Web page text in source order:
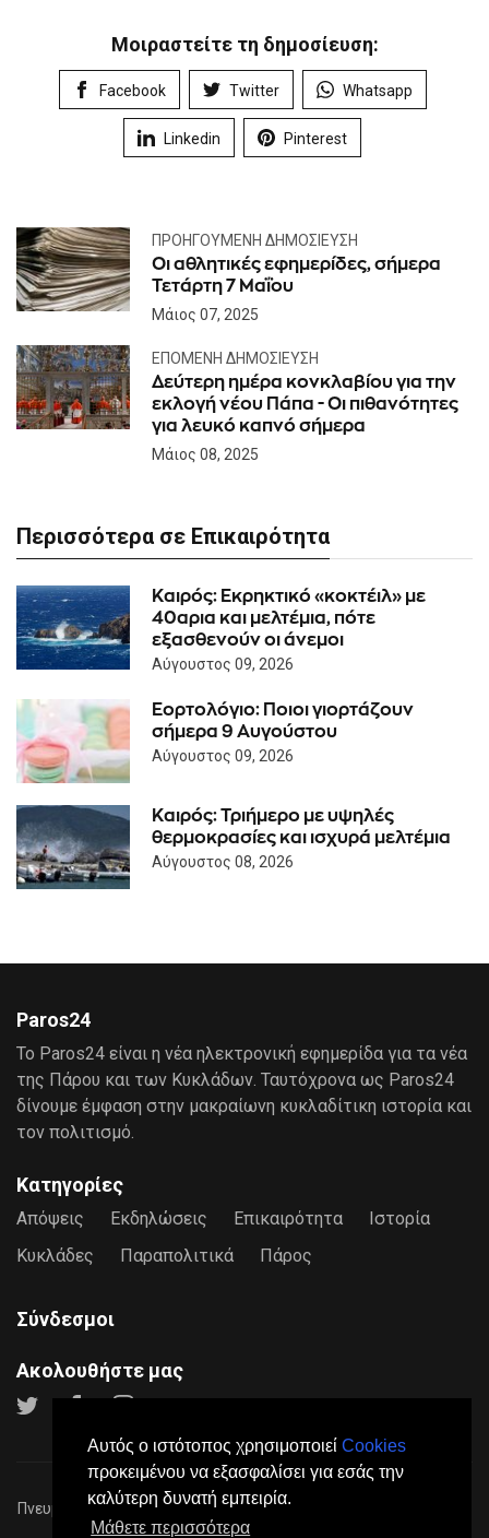
Αυτός ο ιστότοπος χρησιμοποιεί Cookies
προκειμένου να εξασφαλίσει για εσάς την
καλύτερη δυνατή εμπειρία.
Μάθετε περισσότερα
Μοιραστείτε τη δημοσίευση:
Facebook Twitter Whatsapp
Linkedin Pinterest
ΠΡΟΗΓΟΎΜΕΝΗ ΔΗΜΟΣΊΕΥΣΗ
Οι αθλητικές εφημερίδες, σήμερα
Τετάρτη 7 Μαΐου
Μάιος 07, 2025
ΕΠΌΜΕΝΗ ΔΗΜΟΣΊΕΥΣΗ
Δεύτερη ημέρα κονκλαβίου για την
εκλογή νέου Πάπα - Οι πιθανότητες
για λευκό καπνό σήμερα
Μάιος 08, 2025
Περισσότερα σε Επικαιρότητα
Καιρός: Eκρηκτικό «κοκτέιλ» με
40αρια και μελτέμια, πότε
εξασθενούν οι άνεμοι
Αύγουστος 09, 2026
Εορτολόγιο: Ποιοι γιορτάζουν
σήμερα 9 Αυγούστου
Αύγουστος 09, 2026
Καιρός: Τριήμερο με υψηλές
θερμοκρασίες και ισχυρά μελτέμια
Αύγουστος 08, 2026
Paros24
Το Paros24 είναι η νέα ηλεκτρονική εφημερίδα για τα νέα
της Πάρου και των Κυκλάδων. Ταυτόχρονα ως Paros24
δίνουμε έμφαση στην μακραίωνη κυκλαδίτικη ιστορία και
τον πολιτισμό.
Κατηγορίες
Απόψεις Εκδηλώσεις Επικαιρότητα
Ιστορία
Κυκλάδες
Παραπολιτικά Πάρος
Σύνδεσμοι
Ακολουθήστε μας
Πνευματικά Δικαιώματα © 2026Paros24
νόμιμου δικαιώματος.